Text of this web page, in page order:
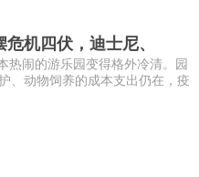
机四伏，迪士尼、
闹的游乐园变得格外冷清。园
、动物饲养的成本支出仍在，疫